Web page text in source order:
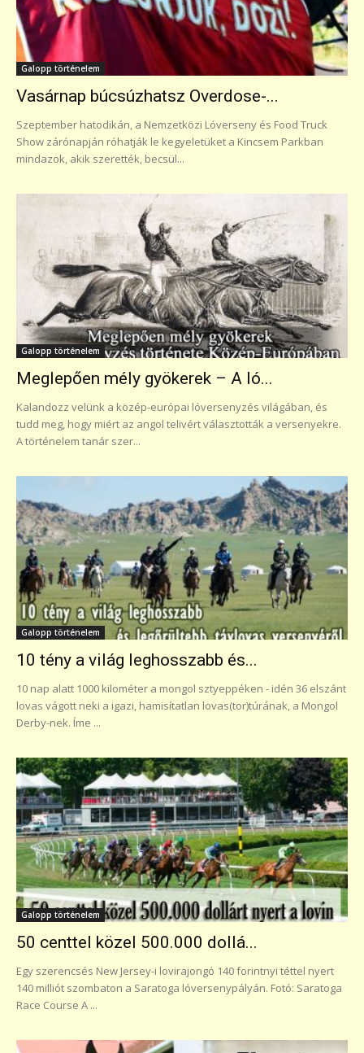
Galopp történelem
Vasárnap búcsúzhatsz Overdose-...
Szeptember hatodikán, a Nemzetközi Lóverseny és Food Truck
Show zárónapján róhatják le kegyeletüket a Kincsem Parkban
mindazok, akik szerették, becsül...
Galopp történelem
Meglepően mély gyökerek – A ló...
Kalandozz velünk a közép-európai lóversenyzés világában, és
tudd meg, hogy miért az angol telivért választották a versenyekre.
A történelem tanár szer...
Galopp történelem
10 tény a világ leghosszabb és...
10 nap alatt 1000 kilométer a mongol sztyeppéken - idén 36 elszánt
lovas vágott neki a igazi, hamisítatlan lovas(tor)túrának, a Mongol
Derby-nek. Íme ...
Galopp történelem
50 centtel közel 500.000 dollá...
Egy szerencsés New Jersey-i lovirajongó 140 forintnyi téttel nyert
140 milliót szombaton a Saratoga lóversenypályán. Fotó: Saratoga
Race Course A ...